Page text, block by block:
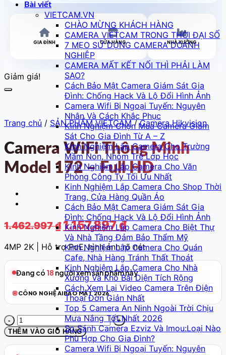
Bài viết
VIETCAM.VN
CHÀO MỪNG KHÁCH HÀNG
CAMERA VIETCAM TRONG THỜI ĐẠI SỐ
7 MẸO SỬ DỤNG CAMERA DOANH
NGHIỆP
CAMERA MẤT KẾT NỐI THÌ PHẢI LÀM
SAO?
Cách Bảo Mật Camera Giám Sát Gia
Đình: Chống Hack Và Lộ Đổi Hình Ảnh
Camera Wifi Bị Ngoại Tuyến: Nguyên
Nhân Và Cách Khắc Phục
Kinh Nghiệm Chọn Mua Camera Giám
Sát Cho Gia Đình Từ A – Z
Kinh Nghiệm Lắp Camera Cho Trường
Mầm Non, Nhóm Trẻ Lớp Học
Kinh Nghiệm Lắp Camera Cho Văn
Phòng Công Ty Tối Ưu Nhất
Kinh Nghiệm Lắp Camera Cho Shop Thời
Trang, Cửa Hàng Quần Áo
Cách Bảo Mật Camera Giám Sát Gia
Đình: Chống Hack Và Lộ Đổi Hình Ảnh
Kinh Nghiệm Lắp Camera Cho Biệt Thự
Và Nhà Tầng Đảm Bảo Thẩm Mỹ
Kinh Nghiệm Lắp Camera Cho Quán
Cafe, Nhà Hàng Tránh Thất Thoát
Kinh Nghiệm Lắp Camera Cho Nhà
Xưởng Và Kho Bãi Diện Tích Rộng
Cách Xem Lại Video Camera Trên Điện
Thoại Đơn Giản Nhất
Top 5 Camera An Ninh Ngoài Trời Chịu
Mưa Nắng Tốt Nhất 2026
So Sánh Camera Ezviz Và Imou:Loại Nào
Phù Hợp Cho Gia Đình?
Camera Wifi Bị Ngoại Tuyến: Nguyên
GIA ĐÌNH CỬA HÀNG NHÀ XƯỞNG
Giảm giá!
Trang chủ / SẢN PHẨM VIETCAM / Camera Hikvision
Camera WiFi Thông Minh
Model 172 – Full HD
1.462.997₫ Giá
gốc
là:
1.462.997 ₫.
1.157.897₫Giá
hiện
tại
là:
1.157.897 ₫.
4MP 2K | Hỗ trợ PoE, hình ảnh rõ nét
Đang có 18 người xem sản phẩm này
CÔNG NGHỆ AIBẢO MẬT 2026
Camera
WiFi
Thông
THÊM VÀO GIỎ HÀNG